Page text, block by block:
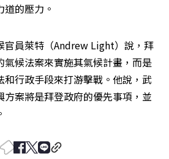
的壓力。
官員萊特（Andrew Light）說，拜
氣候法案來實施其氣候計畫，而是
和行政手段來打游擊戰。他說，武
案將是拜登政府的優先事項，並